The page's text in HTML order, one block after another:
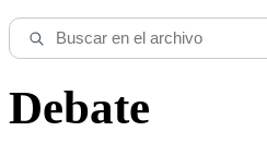
Debate